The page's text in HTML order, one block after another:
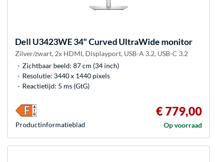
Dell U3423WE 34" Curved UltraWide monitor
Zilver/zwart, 2x HDMI, Displayport, USB-A 3.2, USB-C 3.2
Zichtbaar beeld: 87 cm (34 inch)
Resolutie: 3440 x 1440 pixels
Reactietijd: 5 ms (GtG)
€ 779,00
Op voorraad
Product­informatieblad